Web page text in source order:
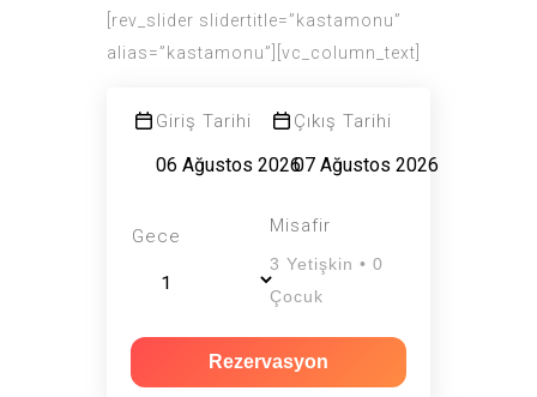
[rev_slider slidertitle=”kastamonu”
alias=”kastamonu”][vc_column_text]
Giriş Tarihi Çıkış Tarihi
Gece
Misafir
3 Yetişkin • 0
Çocuk
Rezervasyon